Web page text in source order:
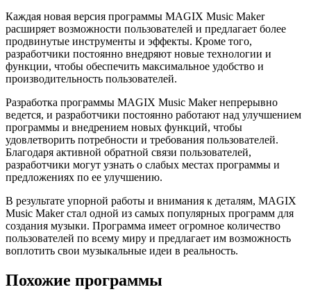
Каждая новая версия программы MAGIX Music Maker
расширяет возможности пользователей и предлагает более
продвинутые инструменты и эффекты. Кроме того,
разработчики постоянно внедряют новые технологии и
функции, чтобы обеспечить максимальное удобство и
производительность пользователей.
Разработка программы MAGIX Music Maker непрерывно
ведется, и разработчики постоянно работают над улучшением
программы и внедрением новых функций, чтобы
удовлетворить потребности и требования пользователей.
Благодаря активной обратной связи пользователей,
разработчики могут узнать о слабых местах программы и
предложениях по ее улучшению.
В результате упорной работы и внимания к деталям, MAGIX
Music Maker стал одной из самых популярных программ для
создания музыки. Программа имеет огромное количество
пользователей по всему миру и предлагает им возможность
воплотить свои музыкальные идеи в реальность.
Похожие программы